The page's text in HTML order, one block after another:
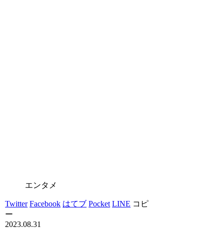
エンタメ
Twitter Facebook はてブ Pocket LINE コピ
ー
2023.08.31